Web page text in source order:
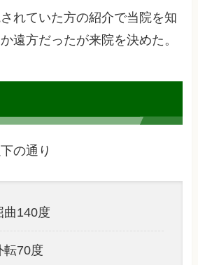
れていた方の紹介で当院を知
遠方だったが来院を決めた。
の通り
曲140度
転70度